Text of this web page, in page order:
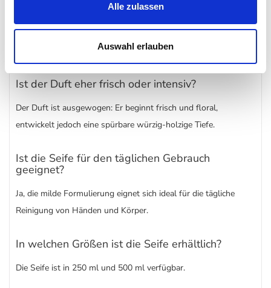
Alle zulassen
Auswahl erlauben
würzigem Kardamom und Pfeffer sowie warmen Holz- und
Ist der Duft eher frisch oder intensiv?
Der Duft ist ausgewogen: Er beginnt frisch und floral,
entwickelt jedoch eine spürbare würzig-holzige Tiefe.
Ist die Seife für den täglichen Gebrauch
geeignet?
Ja, die milde Formulierung eignet sich ideal für die tägliche
Reinigung von Händen und Körper.
In welchen Größen ist die Seife erhältlich?
Die Seife ist in 250 ml und 500 ml verfügbar.